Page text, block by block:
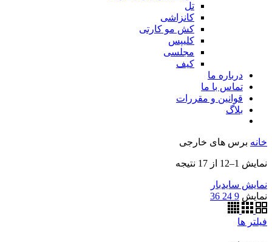
تل
کانزاشی
کش مو کارتی
کلیپس
مجلسی
کیف
درباره ما
تماس با ما
قوانین و مقررات
بلاگ
خانه برس های خارجی
نمایش 1–12 از 17 نتیجه
نمایش سایدبار
نمایش 9
24
36
فیلتر ها